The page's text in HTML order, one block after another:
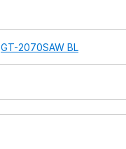
GT-2070SAW BL